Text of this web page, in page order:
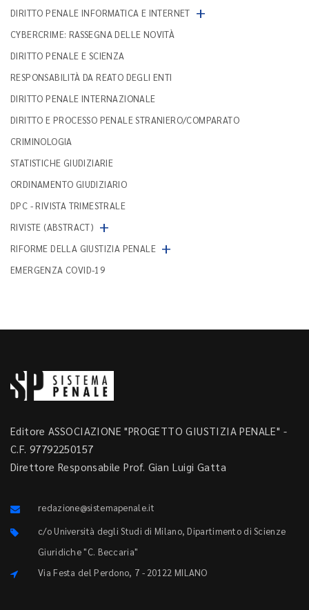
DIRITTO PENALE INFORMATICA E INTERNET +
CYBERCRIME: RASSEGNA DELLE NOVITÀ
DIRITTO PENALE E SCIENZA
RESPONSABILITÀ DA REATO DEGLI ENTI
DIRITTO PENALE INTERNAZIONALE
DIRITTO E PROCESSO PENALE STRANIERO/COMPARATO
CRIMINOLOGIA
STATISTICHE GIUDIZIARIE
ORDINAMENTO GIUDIZIARIO
DPC - RIVISTA TRIMESTRALE
RIVISTE (ABSTRACT) +
RIFORME DELLA GIUSTIZIA PENALE +
EMERGENZA COVID-19
Editore ASSOCIAZIONE "PROGETTO GIUSTIZIA PENALE" -
C.F. 97792250157
Direttore Responsabile Prof. Gian Luigi Gatta
redazione@sistemapenale.it
c/o Università degli Studi di Milano, Dipartimento di Scienze
Giuridiche "C. Beccaria"
Via Festa del Perdono, 7 - 20122 MILANO